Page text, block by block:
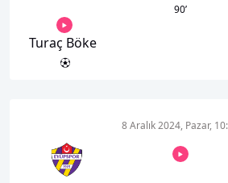
90’
Turaç Böke
8 Aralık 2024, Pazar,